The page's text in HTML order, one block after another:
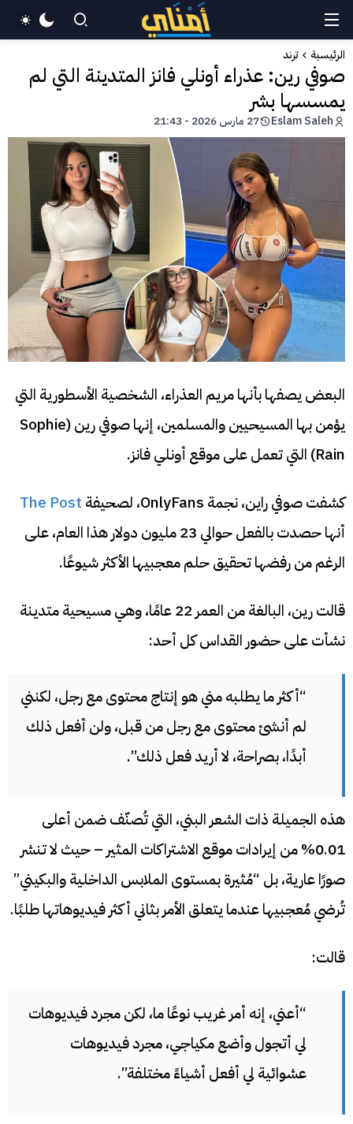
الرئيسية ترند
صوفي رين: عذراء أونلي فانز المتدينة التي لم
يمسسها بشر
Eslam Saleh 27 مارس 2026 - 21:43
البعض يصفها بأنها مريم العذراء، الشخصية الأسطورية التي
يؤمن بها المسيحيين والمسلمين، إنها صوفي رين (Sophie
Rain) التي تعمل على موقع أونلي فانز.
كشفت صوفي راين، نجمة OnlyFans، لصحيفة
The Post
أنها حصدت بالفعل حوالي 23 مليون دولار هذا العام، على
الرغم من رفضها تحقيق حلم معجبيها الأكثر شيوعًا.
قالت رين، البالغة من العمر 22 عامًا، وهي مسيحية متدينة
نشأت على حضور القداس كل أحد:
“أكثر ما يطلبه مني هو إنتاج محتوى مع رجل، لكنني
لم أنشئ محتوى مع رجل من قبل، ولن أفعل ذلك
أبدًا، بصراحة، لا أريد فعل ذلك”.
هذه الجميلة ذات الشعر البني، التي تُصنّف ضمن أعلى
0.01% من إيرادات موقع الاشتراكات المثير – حيث لا تنشر
صورًا عارية، بل “مُثيرة بمستوى الملابس الداخلية والبكيني”
تُرضي مُعجبيها عندما يتعلق الأمر بثاني أكثر فيديوهاتها طلبًا.
قالت:
“أعني، إنه أمر غريب نوعًا ما، لكن مجرد فيديوهات
لي أتجول وأضع مكياجي، مجرد فيديوهات
عشوائية لي أفعل أشياءً مختلفة”.